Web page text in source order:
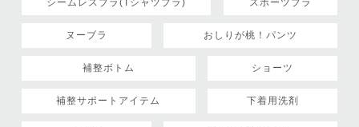
シームレスブラ(Tシャツブラ) スポーツブラ
ヌーブラ おしりが桃！パンツ
補整ボトム ショーツ
補整サポートアイテム 下着用洗剤